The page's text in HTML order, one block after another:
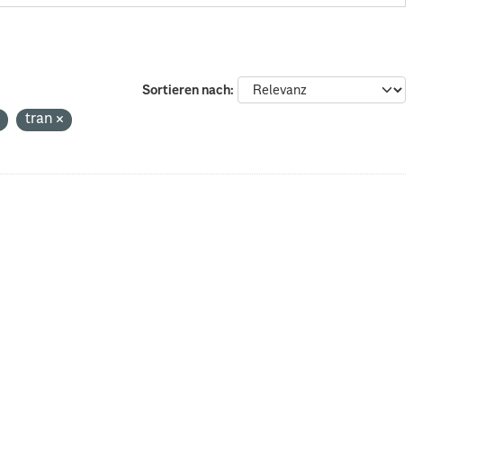
Sortieren nach
tran